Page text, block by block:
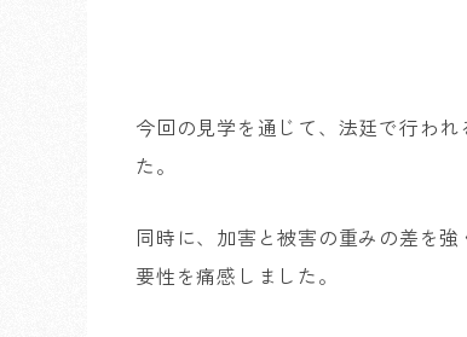
今回の見学を通じて、法廷で行わ
た。
同時に、加害と被害の重みの差を
要性を痛感しました。